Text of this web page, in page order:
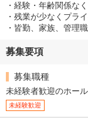
・経験・年齢関係な
・残業が少なくプラ
・皆勤、家族、管理
募集要項
募集職種
未経験者歓迎のホー
未経験歓迎